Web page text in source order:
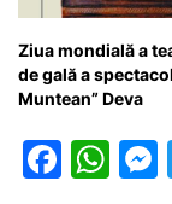
Ziua mondială a
de gală a
Muntean” Deva
F
W